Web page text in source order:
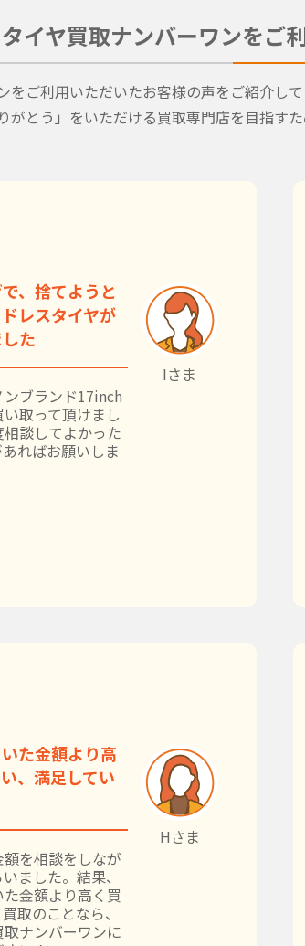
タイヤ買取ナンバーワンをご
をご利用いただいたお客様の声をご紹介して
がとう」をいただける買取専門店を目指す
、捨てようと
レスタイヤが
た
ブランド17inch
取って頂けまし
談してよかった
ればお願いしま
Iさま
た金額より高
、満足してい
を相談をしなが
ました。結果、
金額より高く買
取のことなら、
ナンバーワンに
Hさま